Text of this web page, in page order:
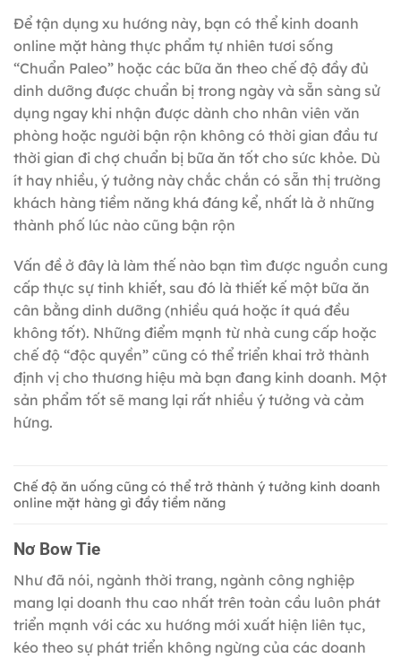
Để tận dụng xu hướng này, bạn có thể kinh doanh
online mặt hàng thực phẩm tự nhiên tươi sống
“Chuẩn Paleo” hoặc các bữa ăn theo chế độ đầy đủ
dinh dưỡng được chuẩn bị trong ngày và sẵn sàng sử
dụng ngay khi nhận được dành cho nhân viên văn
phòng hoặc người bận rộn không có thời gian đầu tư
thời gian đi chợ chuẩn bị bữa ăn tốt cho sức khỏe. Dù
ít hay nhiều, ý tưởng này chắc chắn có sẵn thị trường
khách hàng tiềm năng khá đáng kể, nhất là ở những
thành phố lúc nào cũng bận rộn
Vấn đề ở đây là làm thế nào bạn tìm được nguồn cung
cấp thực sự tinh khiết, sau đó là thiết kế một bữa ăn
cân bằng dinh dưỡng (nhiều quá hoặc ít quá đều
không tốt). Những điểm mạnh từ nhà cung cấp hoặc
chế độ “độc quyền” cũng có thể triển khai trở thành
định vị cho thương hiệu mà bạn đang kinh doanh. Một
sản phẩm tốt sẽ mang lại rất nhiều ý tưởng và cảm
hứng.
Chế độ ăn uống cũng có thể trở thành ý tưởng kinh doanh
online mặt hàng gì đầy tiềm năng
Nơ Bow Tie
Như đã nói, ngành thời trang, ngành công nghiệp
mang lại doanh thu cao nhất trên toàn cầu luôn phát
triển mạnh với các xu hướng mới xuất hiện liên tục,
kéo theo sự phát triển không ngừng của các doanh